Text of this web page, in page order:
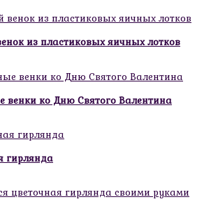
из пластиковых яичных лотков
венки ко Дню Святого Валентина
гирлянда